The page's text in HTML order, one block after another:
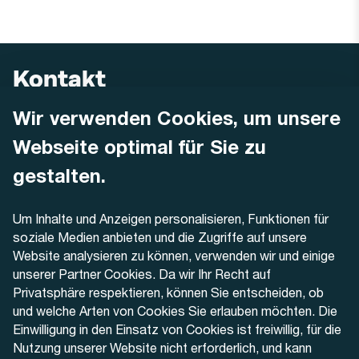
Wir verwenden Cookies, um unsere
Webseite optimal für Sie zu
gestalten.
Um Inhalte und Anzeigen personalisieren, Funktionen für
soziale Medien anbieten und die Zugriffe auf unsere
Website analysieren zu können, verwenden wir und einige
unserer Partner Cookies. Da wir Ihr Recht auf
Privatsphäre respektieren, können Sie entscheiden, ob
und welche Arten von Cookies Sie erlauben möchten. Die
Einwilligung in den Einsatz von Cookies ist freiwillig, für die
Nutzung unserer Website nicht erforderlich, und kann
Kontakt
AREMO
Dornacherstrasse 48
4500 Solothurn
+41 32 622 37 22
Kontaktformular